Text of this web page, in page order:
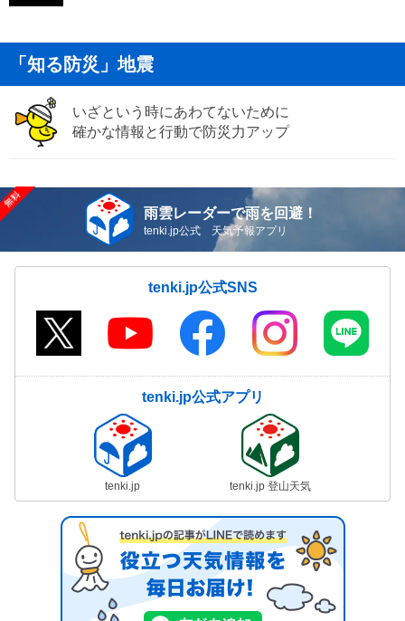
「知る防災」地震
いざという時にあわてないために
確かな情報と行動で防災力アップ
雨雲レーダーで雨を回避！
tenki.jp公式 天気予報アプリ
tenki.jp公式SNS
tenki.jp公式アプリ
tenki.jp tenki.jp 登山天気